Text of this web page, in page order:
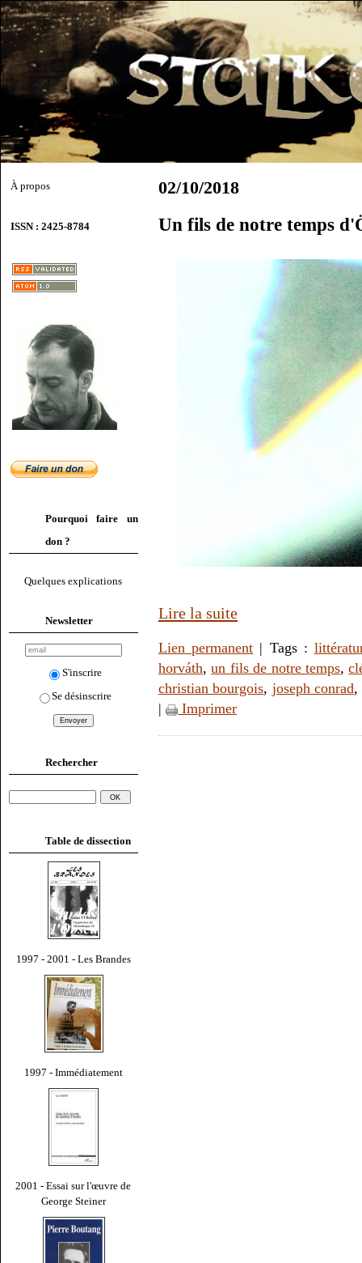
À propos
ISSN : 2425-8784
Pourquoi faire un
don ?
Quelques explications
Newsletter
S'inscrire
Se désinscrire
Rechercher
Table de dissection
1997 - 2001 - Les Brandes
1997 - Immédiatement
2001 - Essai sur l'œuvre de
George Steiner
02/10/2018
Un fils de notre temps
Lire la suite
Lien permanent | Tags :
horváth,un fils de notre temps,
christian bourgois, joseph conrad,
|
Imprimer